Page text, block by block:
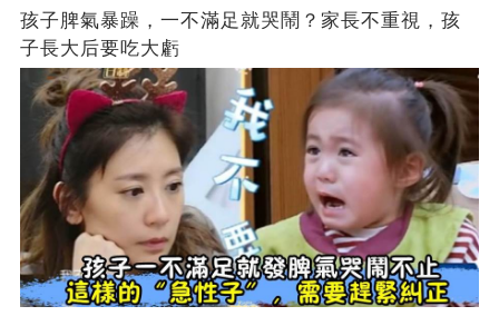
孩子脾氣暴躁，一不滿足就哭鬧？家長不重視，孩
子長大后要吃大虧